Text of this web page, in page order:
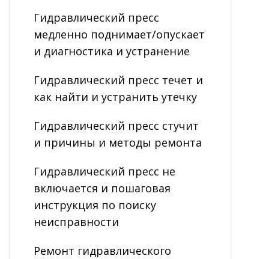
Гидравлический пресс
медленно поднимает/опускает
и диагностика и устранение
Гидравлический пресс течет и
как найти и устранить утечку
Гидравлический пресс стучит
и причины и методы ремонта
Гидравлический пресс не
включается и пошаговая
инструкция по поиску
неисправности
Ремонт гидравлического